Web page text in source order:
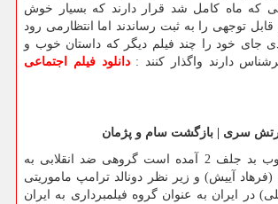
که ماه کامل شد قرار دارند که بسیار خوش
توجهی را به ثبت رساندند اما انتظارمی رود
جای خود را چند فیلم دیگر که داستان خوب و
دارند واگذار کنند :دانلود فیلم اجتماعی
2 آمده است
گروهی ضد انقلابی به
آییش) و زیر نظر دونالد ترامپ ماموریتی
در ایران به عنوان گروه فیلمبرداری به ایران